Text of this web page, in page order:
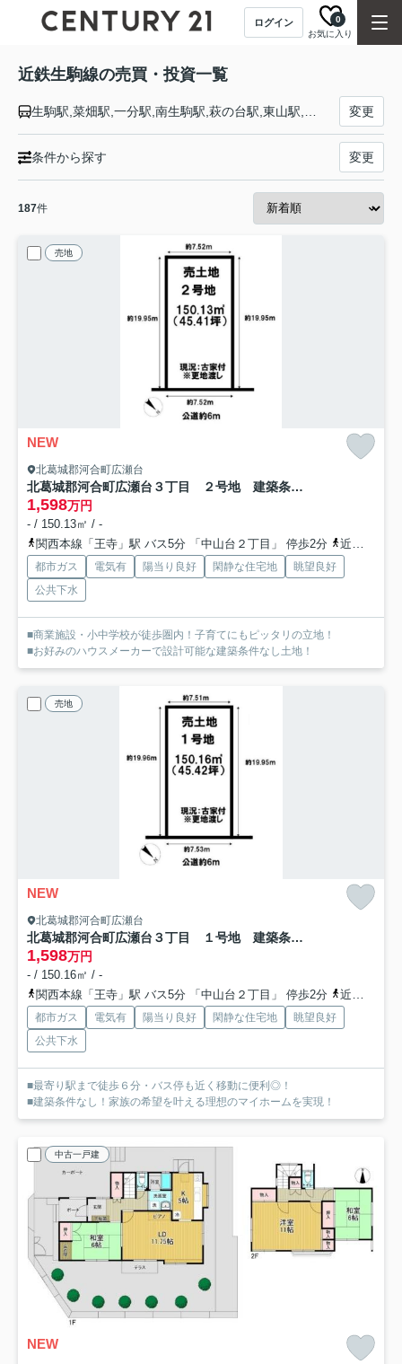
ログイン
お気に入り
0
近鉄生駒線の売買・投資一覧
変更
条件から探す 変更
187件
売地
NEW
北葛城郡河合町広瀬台
北葛城郡河合町広瀬台３丁目 ２号地 建築条件なし土地
1,598万円
- / 150.13㎡ / -
関西本線「王寺」駅 バス5分 「中山台２丁目」 停歩2分
近鉄生駒線「王寺」駅 バス5分 「中山台２丁目」 停歩2分
都市ガス 電気有 陽当り良好 閑静な住宅地
眺望良好
公共下水
■商業施設・小中学校が徒歩圏内！子育てにもピッタリの立地！
■お好みのハウスメーカーで設計可能な建築条件なし土地！
売地
NEW
北葛城郡河合町広瀬台
北葛城郡河合町広瀬台３丁目 １号地 建築条件なし土地
1,598万円
- / 150.16㎡ / -
関西本線「王寺」駅 バス5分 「中山台２丁目」 停歩2分
近鉄生駒線「王寺」駅 バス5分 「中山台２丁目」 停歩2分
都市ガス 電気有 陽当り良好 閑静な住宅地
眺望良好
公共下水
■最寄り駅まで徒歩６分・バス停も近く移動に便利◎！
■建築条件なし！家族の希望を叶える理想のマイホームを実現！
中古一戸建
NEW